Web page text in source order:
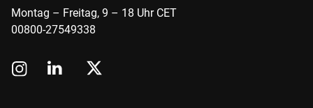
Montag – Freitag, 9 – 18 Uhr CET
00800-27549338